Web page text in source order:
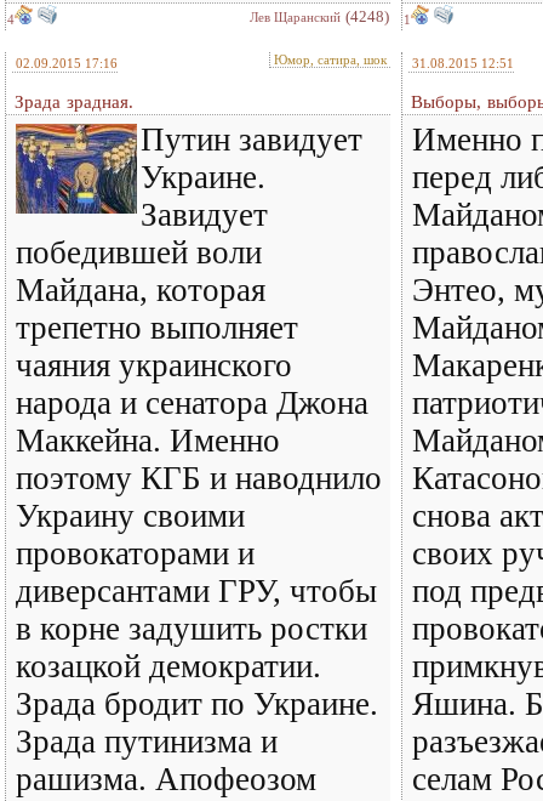
4 Лев Щаранский (4248) 1
02.09.2015 17:16 Юмор, сатира, шок
Зрада зрадная.
Путин завидует
Украине.
Завидует
победившей воли
Майдана, которая
трепетно выполняет
чаяния украинского
народа и сенатора Джона
Маккейна. Именно
поэтому КГБ и наводнило
Украину своими
провокаторами и
диверсантами ГРУ, чтобы
в корне задушить ростки
козацкой демократии.
Зрада бродит по Украине.
Зрада путинизма и
рашизма. Апофеозом
31.08.2015 12:51
Выборы,
Именно
перед
Энтео,
снова
своих
под
Яшина.
селам